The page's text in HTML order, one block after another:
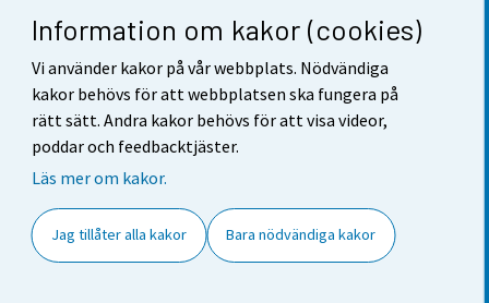
Information om kakor (cookies)
Vi använder kakor på vår webbplats. Nödvändiga
kakor behövs för att webbplatsen ska fungera på
rätt sätt. Andra kakor behövs för att visa videor,
poddar och feedbacktjäster.
Läs mer om kakor.
Jag tillåter alla kakor Bara nödvändiga kakor
Respons
Användarvillkor
Dataskydd
Tillgänglighet
Cookie-inställningar